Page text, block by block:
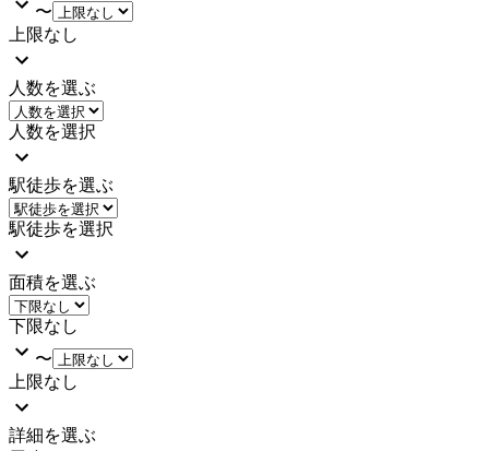
〜
上限なし
人数を選ぶ
人数を選択
駅徒歩を選ぶ
駅徒歩を選択
面積を選ぶ
下限なし
〜
上限なし
詳細を選ぶ